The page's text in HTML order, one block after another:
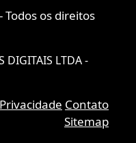
os direitos
DIGITAIS LTDA -
Contato
Sitemap